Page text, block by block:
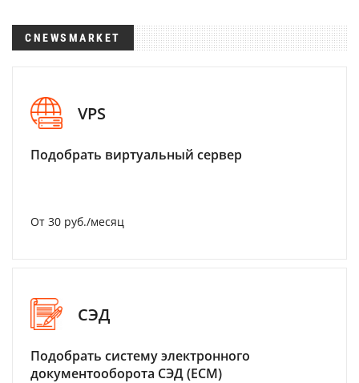
CNEWSMARKET
VPS
Подобрать виртуальный сервер
От 30 руб./месяц
СЭД
Подобрать систему электронного
документооборота СЭД (ECM)